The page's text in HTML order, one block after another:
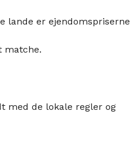
lande er ejendomspriserne
matche.
med de lokale regler og